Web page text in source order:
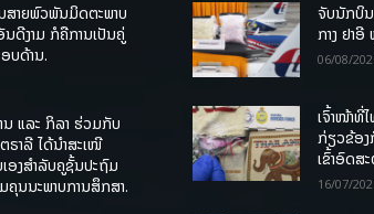
ສາຍພົວພັນມິດຕະພາບ
ດີງາມ ກໍຄືການເປັນຄູ່
ບດ້ານ.
ນ ແລະ ກິລາ ຮ່ວມກັບ
ຣາລີ ໄດ້ນຳສະເໜີ
ອງສຳລັບຄູຊັ້ນປະຖົມ
ຄຸນນະພາບການສຶກສາ.
ຈັບນັກບິນ
ກາງ ຢາ
06/08/
ເຈົ້າໜ້າທີ່
ກ່ຽວຂ້ອງ
ເຂົ້າອົດສ
16/07/